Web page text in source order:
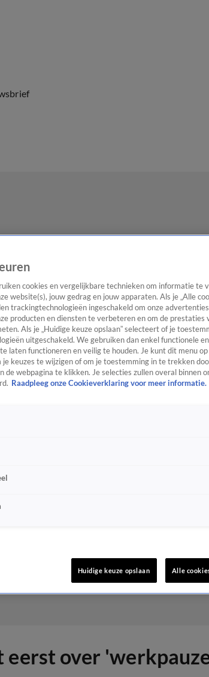
eerst over
cookies en vergelijkbare technieken om informatie te
website(s), jouw gedrag en jouw apparaten. Als je „Alle
trackingtechnologieën ingeschakeld om onze
producten en diensten te verbeteren en om de prestaties
Als je „Huidige keuze opslaan” selecteert of je
uitgeschakeld. We gebruiken dan enkel functionele
laten functioneren en veilig te houden. Je kunt dit menu
je keuzes te wijzigen of om je toestemming in te trekken
de webpagina te klikken. Je selecties zullen overal binnen
Raadpleeg onze Cookieverklaring voor meer informatie.
Huidige keuze opslaan Alle